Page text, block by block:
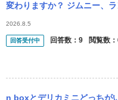
変わりますか？ ジムニー、
AV4、エクストレイル、アウ
2026.8.5
回答受付中 回答数： 9 閲覧数：
n boxとデリカミニどっちが